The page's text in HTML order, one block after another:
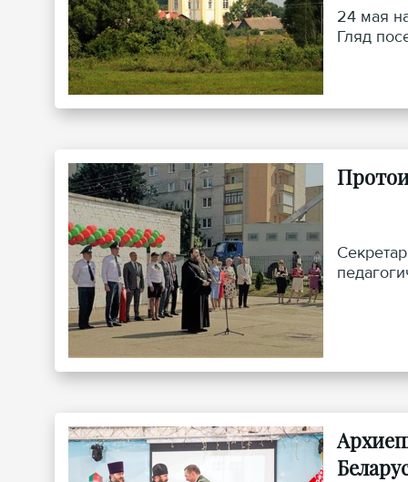
24 мая
Гляд